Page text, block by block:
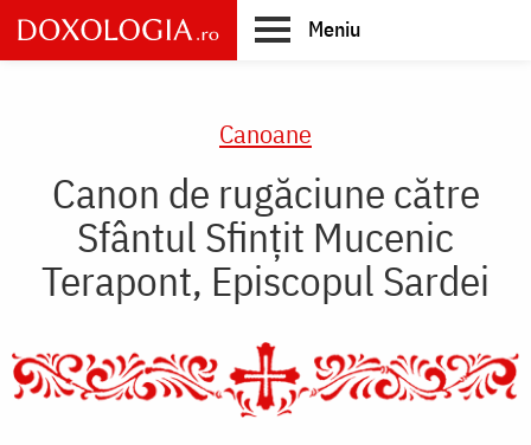
Skip
to
main
Meniu
Canoane
Canon de rugăciune către
Sfântul Sfinţit Mucenic
Terapont, Episcopul Sardei